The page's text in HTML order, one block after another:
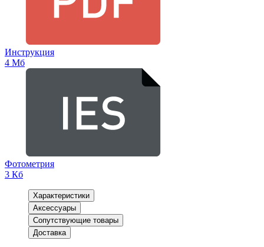
Инструкция
4 Мб
Фотометрия
3 Кб
Характеристики
Аксессуары
Сопутствующие товары
Доставка